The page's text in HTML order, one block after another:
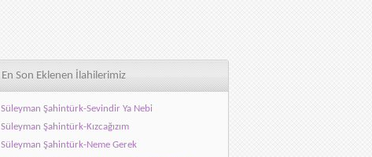
En Son Eklenen İlahilerimiz
Süleyman Şahintürk-Sevindir Ya Nebi
Süleyman Şahintürk-Kızcağızım
Süleyman Şahintürk-Neme Gerek